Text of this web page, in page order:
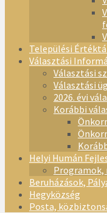
Települési
Választási
Választási
Választási
2026. évi
Korábbi
Helyi Humán
Programok,
Beruházások,
Hegyközség
Posta,